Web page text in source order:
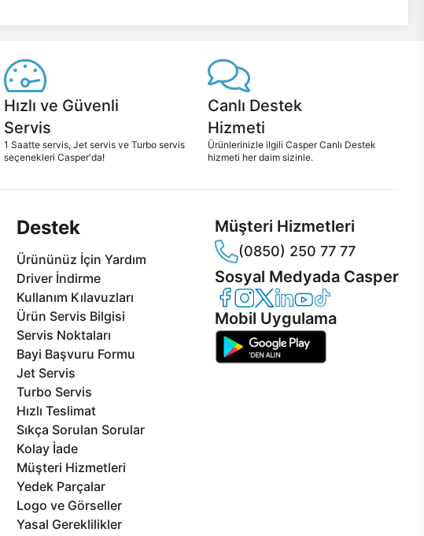
Hızlı ve Güvenli
Servis
1 Saatte servis, Jet servis ve Turbo servis
seçenekleri Casper'da!
Canlı Destek
Hizmeti
Ürünlerinizle ilgili Casper Canlı Destek
hizmeti her daim sizinle.
Destek
Ürününüz İçin Yardım
Driver İndirme
Kullanım Kılavuzları
Ürün Servis Bilgisi
Servis Noktaları
Bayi Başvuru Formu
Jet Servis
Turbo Servis
Hızlı Teslimat
Sıkça Sorulan Sorular
Kolay İade
Müşteri Hizmetleri
Yedek Parçalar
Logo ve Görseller
Yasal Gereklilikler
Müşteri Hizmetleri
(0850) 250 77 77
Sosyal Medyada Casper
Casper Facebook
Casper Instagram
Casper Twitter
Casper LinkedIn
Casper YouTube
Casper TikTok
Mobil Uygulama